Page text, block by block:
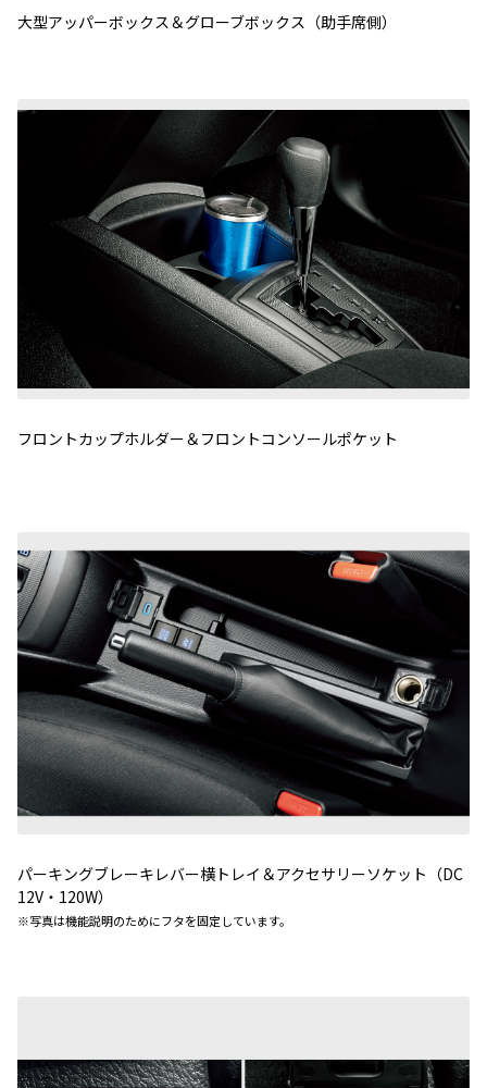
大型アッパーボックス＆グローブボックス（助手席側）
フロントカップホルダー＆フロントコンソールポケット
パーキングブレーキレバー横トレイ＆アクセサリーソケット（DC
12V・120W）
※写真は機能説明のためにフタを固定しています。